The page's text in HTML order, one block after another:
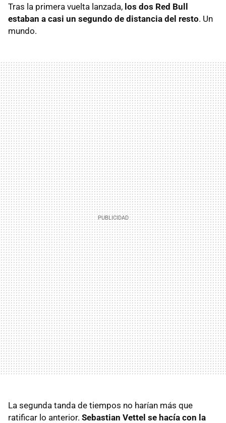
Tras la primera vuelta lanzada, los dos Red Bull
estaban a casi un segundo de distancia del resto. Un
mundo.
La segunda tanda de tiempos no harían más que
ratificar lo anterior. Sebastian Vettel se hacía con la